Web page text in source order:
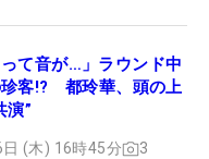
って音が…」ラウンド中
珍客!? 都玲華、頭の上
演”
(木) 16時45分 3